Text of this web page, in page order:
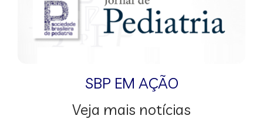
SBP EM AÇÃO
Veja mais notícias